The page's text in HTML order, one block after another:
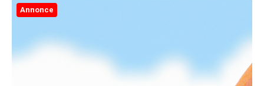
Annonce